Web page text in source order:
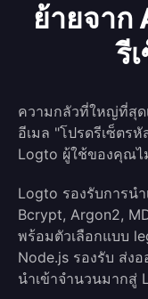
ย้ายจาก
รี
ความกลัวที่ใหญ่ที่สุด
อีเมล "โปรดรีเซ็ตร
Logto ผู้ใช้ของคุณไ
Logto รองรับการน
Bcrypt, Argon2,
พร้อมตัวเลือกแบบ
Node.js รองรับ ส่ง
นำเข้าจำนวนมากสู่